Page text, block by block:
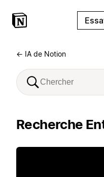
← IA de Notion
Recherche